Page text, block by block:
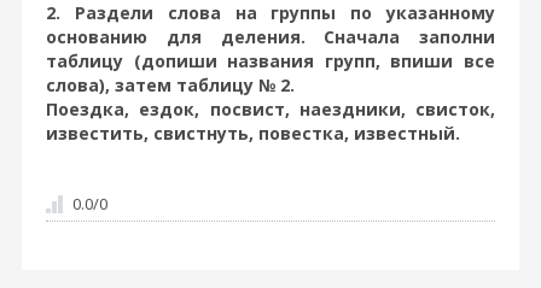
2. Раздели слова на группы по указанному
основанию для деления. Сначала заполни
таблицу (допиши названия групп, впиши все
слова), затем таблицу № 2.
Поездка, ездок, посвист, наездники, свисток,
известить, свистнуть, повестка, известный.
0.0/0